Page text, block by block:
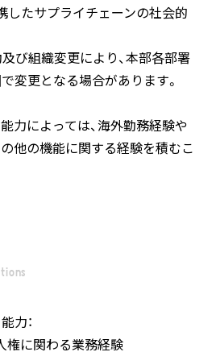
したサプライチェーンの社会的
及び組織変更により、本部各部署
変更となる場合があります。
力によっては、海外勤務経験や
他の機能に関する経験を積むこ
力：
権に関わる業務経験